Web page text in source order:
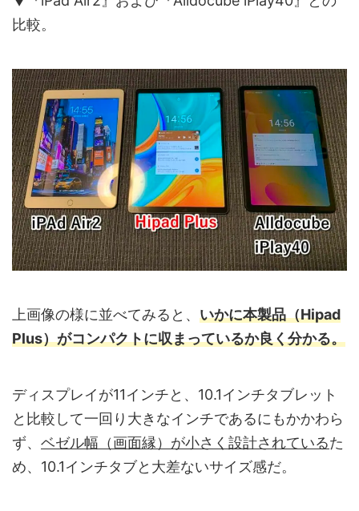
比較。
上画像の様に並べてみると、 いかに本製品（Hipad
Plus）がコンパクトに収まっているか良く分かる。
ディスプレイが11インチと、10.1インチタブレット
と比較して一回り大きなインチであるにもかかわら
ず、 ベゼル幅（画面縁）が小さく設計されているた
め、10.1インチタブと大差ないサイズ感だ。